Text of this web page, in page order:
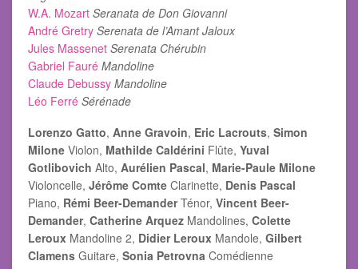
W.A. Mozart Seranata de Don Giovanni
André Gretry Serenata de l’Amant Jaloux
Jules Massenet Serenata Chérubin
Gabriel Fauré Mandoline
Claude Debussy Mandoline
Léo Ferré Sérénade
Lorenzo Gatto, Anne Gravoin, Eric Lacrouts, Simon
Milone Violon, Mathilde Caldérini Flûte, Yuval
Gotlibovich Alto, Aurélien Pascal, Marie-Paule Milone
Violoncelle, Jérôme Comte Clarinette, Denis Pascal
Piano, Rémi Beer-DemanderTénor, Vincent Beer-
Demander, Catherine Arquez Mandolines, Colette
Leroux Mandoline 2, Didier Leroux Mandole, Gilbert
Clamens Guitare, Sonia Petrovna Comédienne